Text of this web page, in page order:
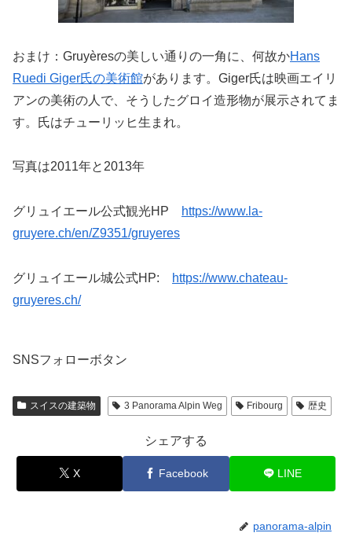
おまけ：Gruyèresの美しい通りの一角に、何故かHans
Ruedi Giger氏の美術館があります。Giger氏は映画エイリ
アンの美術の人で、そうしたグロイ造形物が展示されてま
す。氏はチューリッヒ生まれ。
写真は2011年と2013年
グリュイエール公式観光HP
https://www.la-
gruyere.ch/en/Z9351/gruyeres
グリュイエール城公式HP:
https://www.chateau-
gruyeres.ch/
SNSフォローボタン
スイスの建築物 3 Panorama Alpin Weg Fribourg 歴史
シェアする
X Facebook LINE
panorama-alpin